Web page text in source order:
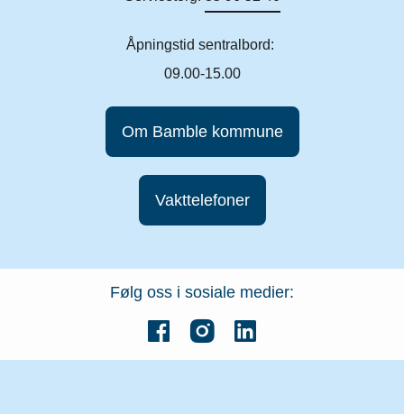
Åpningstid sentralbord:
09.00-15.00
Om Bamble kommune
Vakttelefoner
Følg oss i sosiale medier: